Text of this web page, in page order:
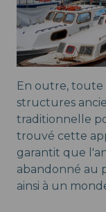
En outre,
structures
traditionnelle
trouvé cette
garantit que
abandonné au
ainsi à un